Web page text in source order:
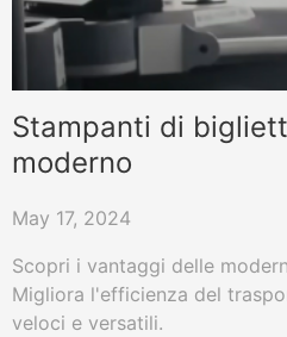
Stampanti di
moderno
May 17, 2024
Scopri i vantaggi delle
Migliora l'efficienza del
veloci e versatili.